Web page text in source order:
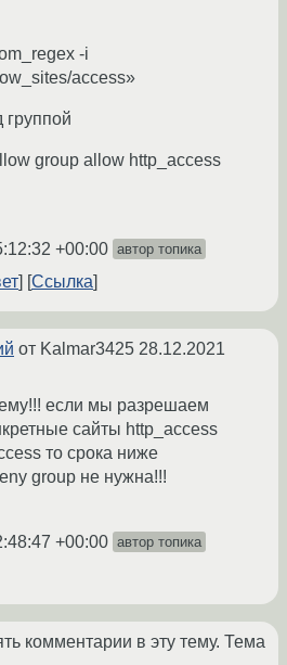
-i
access»
группой
group allow http_access
+00:00 автор топика
Ссылка
от Kalmar3425 28.12.2021
если мы разрешаем
сайты http_access
то срока ниже
group не нужна!!!
+00:00 автор топика
комментарии в эту тему. Тема